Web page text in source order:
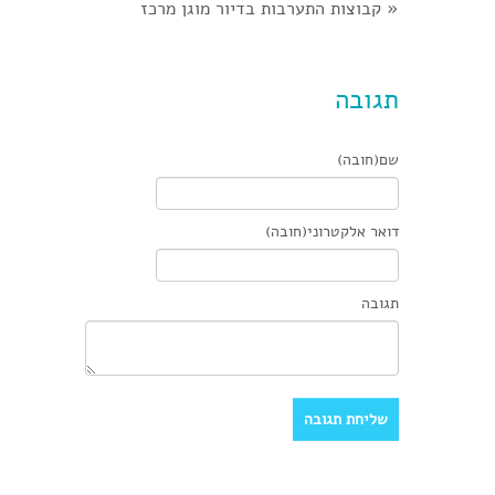
« קבוצות התערבות בדיור מוגן מרכז
תגובה
שם(חובה)
דואר אלקטרוני(חובה)
תגובה